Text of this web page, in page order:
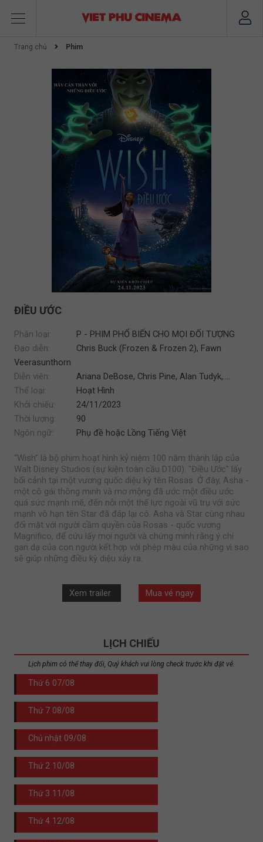
Trang chủ Phim
ĐIỀU ƯỚC
Phân loại:
P - PHIM PHỔ BIẾN CHO MỌI ĐỐI TƯỢNG
Đạo diễn:
Chris Buck (Frozen & Frozen 2), Fawn
Veerasunthorn
Diễn viên:
Ariana DeBose, Chris Pine, Alan Tudyk,....
Thể loại:
Hoạt Hình
Khởi chiếu:
24/11/2023
Thời lượng:
90
Ngôn ngữ:
Phụ đề hoặc Lồng Tiếng Việt
“Wish” là bộ phim hoạt hình kỷ niệm 100 năm thành lập của
Walt Disney Studios (sự kiện toàn cầu D100). "Điều Ước" lấy
bối cảnh tại một vương quốc diệu kỳ tên Rosas. Ở đây, Asha -
một cô gái thông minh và mơ mộng đã ước một điều ước
quá sức mạnh mẽ, đến nỗi một thế lực ngoài vũ trụ với sức
mạnh vô hạn tên Star đã đáp lại cô. Asha và Star cùng nhau
đối mặt với người cầm quyền của Rosas - quốc vương
Magnifico, để cứu lấy mọi người và chứng minh rằng ý chí
gan dạ của con người kết hợp với phép màu của những vì sao
sẽ giúp những điều kỳ diệu xảy ra.
Xem trailer Mua vé ngay
LỊCH CHIẾU
Lịch phim có thể thay đổi, Quý khách vui lòng check trước khi đặt vé.
Thứ 6 07/08
Thứ 7 08/08
Chủ nhật 09/08
Thứ 2 10/08
Thứ 3 11/08
Thứ 4 12/08